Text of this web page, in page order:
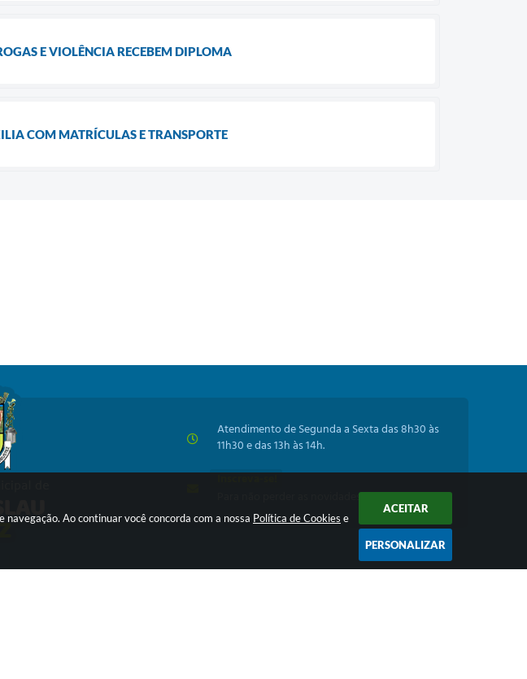
Ao continuar você concorda com a nossa Política de Cookies e
ACEITAR
PERSONALIZAR
E VIOLÊNCIA RECEBEM DIPLOMA
COM MATRÍCULAS E TRANSPORTE
Atendimento de Segunda a Sexta das 8h30 às
11h30 e das 13h às 14h.
Para não perder as novidades da Prefeitura